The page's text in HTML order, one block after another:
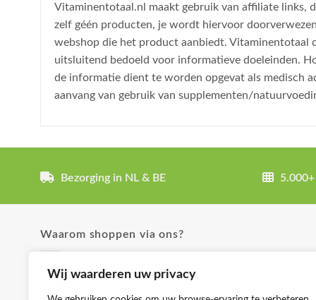
Wij waarderen uw privacy
Vitaminentotaal.nl maakt gebruik van affiliate links,
zelf géén producten, je wordt hiervoor
webshop die het product aanbiedt. Vitaminentotaal
uitsluitend bedoeld voor informatieve doeleinden.
de informatie dient te worden opgevat als medisch
aanvang van gebruik van supplementen/
Bezorging in NL & BE
Waarom shoppen via ons?
✓ Uitgebreide product omschrijvingen